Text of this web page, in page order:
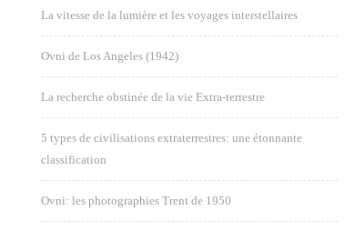
La vitesse de la lumière et les voyages interstellaires
Ovni de Los Angeles (1942)
La recherche obstinée de la vie Extra-terrestre
5 types de civilisations extraterrestres: une étonnante
classification
Ovni: les photographies Trent de 1950